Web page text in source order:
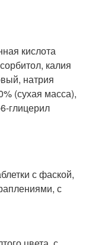
кислота
калия
натрия
(сухая масса),
глицерил
с фаской,
с